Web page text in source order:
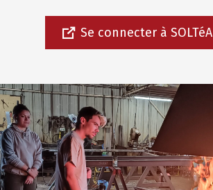
Se connecter à SOLTéA